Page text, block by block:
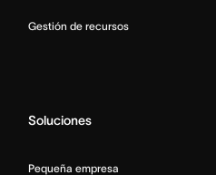
Gestión de recursos
Soluciones
Pequeña empresa